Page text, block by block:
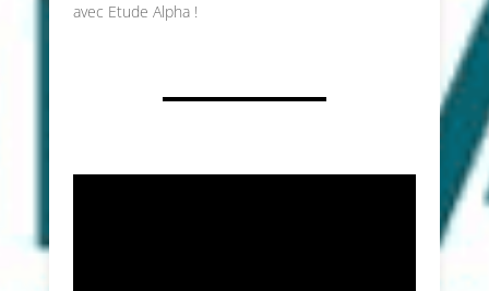
avec Etude Alpha !